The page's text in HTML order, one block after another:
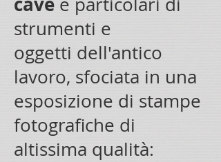
strumenti e
oggetti dell'antico
lavoro, sfociata in una
esposizione di stampe
fotografiche di
altissima qualità: